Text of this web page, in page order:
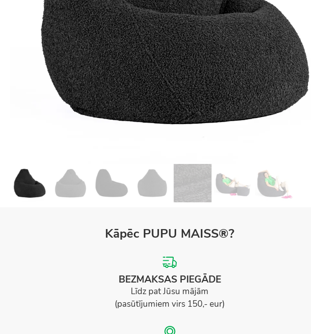
Kāpēc PUPU MAISS®?
BEZMAKSAS PIEGĀDE
Līdz pat Jūsu mājām
(pasūtījumiem virs 150,- eur)